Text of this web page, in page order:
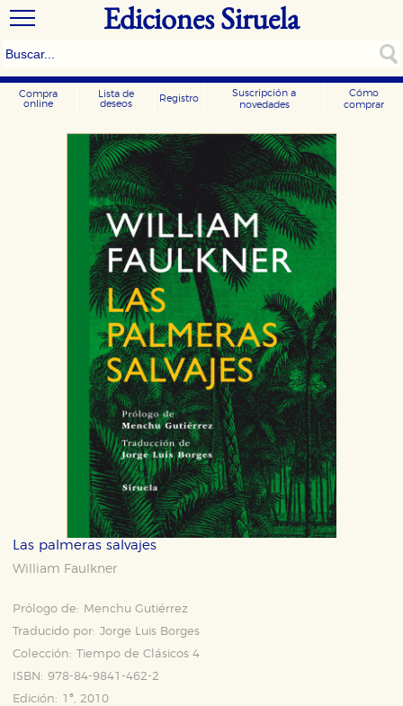
Ediciones Siruela
Compra
online
Lista de
deseos
Registro
Suscripción a
novedades
Cómo
comprar
Las palmeras salvajes
William Faulkner
Prólogo de:
Menchu Gutiérrez
Traducido por: Jorge Luis Borges
Colección: Tiempo de Clásicos 4
ISBN: 978-84-9841-462-2
Edición: 1ª, 2010